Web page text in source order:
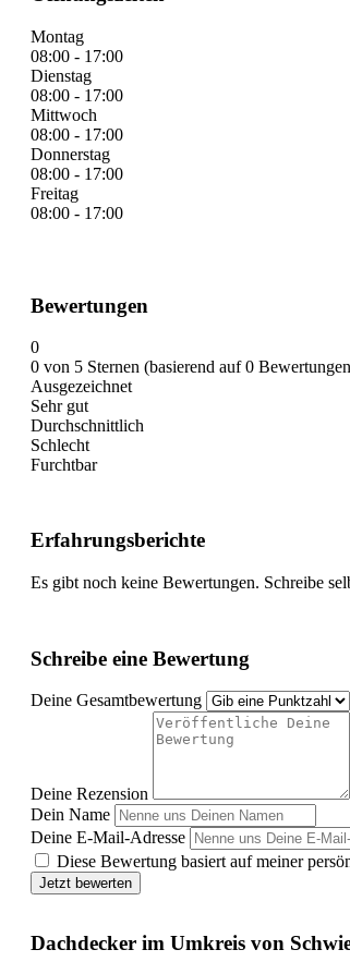
Montag
08:00 - 17:00
Dienstag
08:00 - 17:00
Mittwoch
08:00 - 17:00
Donnerstag
08:00 - 17:00
Freitag
08:00 - 17:00
Bewertungen
0
0 von 5 Sternen (basierend auf 0
Ausgezeichnet
Sehr gut
Durchschnittlich
Schlecht
Furchtbar
Erfahrungsberichte
Es gibt noch keine Bewertungen. Schreibe
Schreibe eine Bewertung
Deine Gesamtbewertung
Deine Rezension
Dein Name
Deine E-Mail-Adresse
Diese Bewertung basiert auf meiner
Jetzt bewerten
Dachdecker im Umkreis von